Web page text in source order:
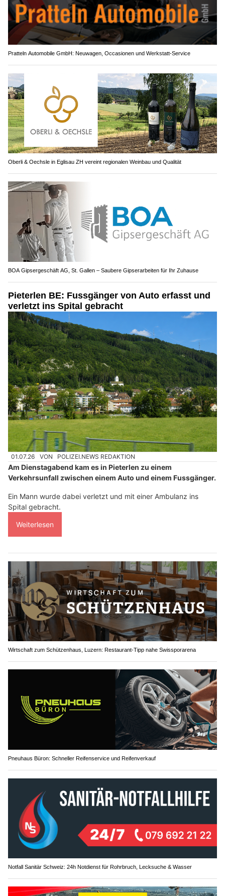
Pratteln Automobile GmbH: Neuwagen, Occasionen und Werkstatt-Service
Oberli & Oechsle in Eglisau ZH vereint regionalen Weinbau und Qualität
BOA Gipsergeschäft AG, St. Gallen – Saubere Gipserarbeiten für Ihr Zuhause
Pieterlen BE: Fussgänger von Auto erfasst und
verletzt ins Spital gebracht
01.07.26 VON POLIZEI.NEWS REDAKTION
Am Dienstagabend kam es in Pieterlen zu einem
Verkehrsunfall zwischen einem Auto und einem Fussgänger.
Ein Mann wurde dabei verletzt und mit einer Ambulanz ins
Spital gebracht.
Weiterlesen
Wirtschaft zum Schützenhaus, Luzern: Restaurant-Tipp nahe Swissporarena
Pneuhaus Büron: Schneller Reifenservice und Reifenverkauf
Notfall Sanitär Schweiz: 24h Notdienst für Rohrbruch, Lecksuche & Wasser